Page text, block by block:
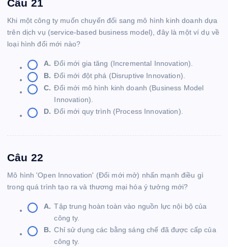
Câu 21
Khi một công ty muốn chuyển đổi sang mô hình kinh doanh dựa
trên dịch vụ (service-based business model), đây là một ví dụ về
loại hình đổi mới nào?
A. Đổi mới gia tăng (Incremental Innovation).
B. Đổi mới đột phá (Disruptive Innovation).
C. Đổi mới mô hình kinh doanh (Business Model
Innovation).
D. Đổi mới quy trình (Process Innovation).
Câu 22
Mô hình 'Open Innovation' (Đổi mới mở) nhấn mạnh điều gì
trong quá trình tạo ra và thương mại hóa ý tưởng mới?
A. Tập trung hoàn toàn vào nguồn lực nội bộ của
công ty.
B. Chỉ sử dụng các bằng sáng chế đã được cấp của
công ty.